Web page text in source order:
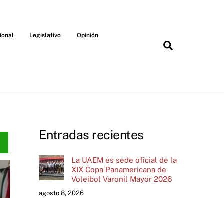
Legislativo Opinión
Entradas recientes
La UAEM es sede oficial de la
XIX Copa Panamericana de
Voleibol Varonil Mayor 2026
agosto 8, 2026